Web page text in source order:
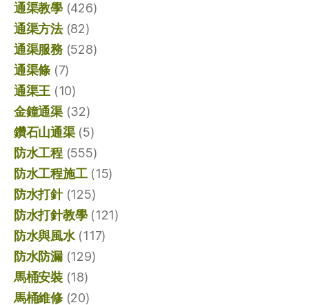
通渠教學(426)
通渠方法(82)
通渠服務(528)
通渠條 (7)
通渠王 (10)
金鐘通渠(32)
鑽石山通渠(5)
防水工程(555)
防水工程施工(15)
防水打針(125)
防水打針教學(121)
防水與風水(117)
防水防漏(129)
馬桶安裝(18)
馬桶維修(20)